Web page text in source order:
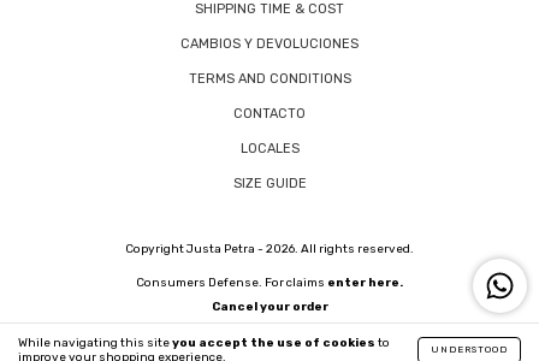
While navigating this siteyou accept the use of cookies to
improve your shopping experience.
UNDERSTOOD
SHIPPING TIME & COST
CAMBIOS Y DEVOLUCIONES
TERMS AND CONDITIONS
CONTACTO
LOCALES
SIZE GUIDE
Copyright Justa Petra - 2026. All rights reserved.
Consumers Defense. For claims enter here.
Cancel your order